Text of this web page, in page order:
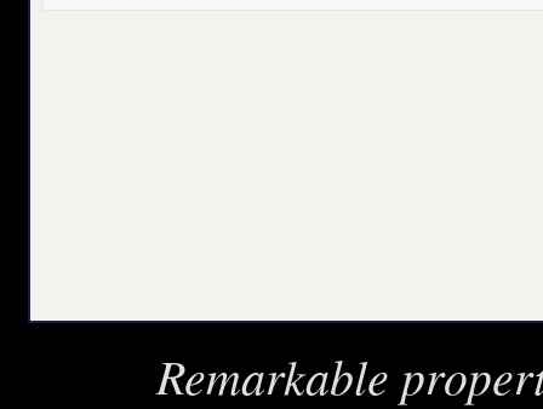
Remarkable